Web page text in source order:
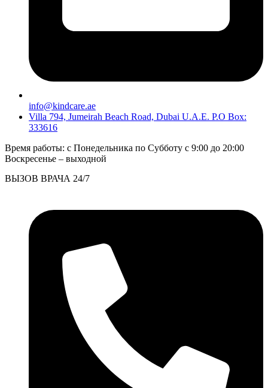
info@kindcare.ae
Villa 794, Jumeirah Beach Road, Dubai U.A.E. P.O Box:
333616
Время работы: с Понедельника по Субботу c 9:00 до 20:00
Воскресенье – выходной
ВЫЗОВ ВРАЧА 24/7